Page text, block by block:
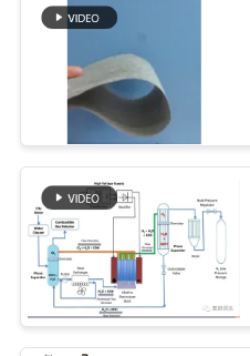
टाइटेनियम
निरंतर